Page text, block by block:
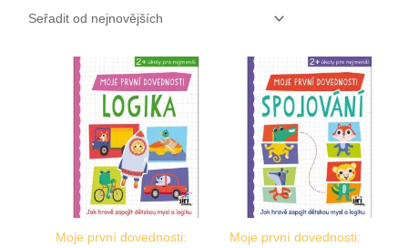
Moje první dovednosti:
Moje první dovednosti: